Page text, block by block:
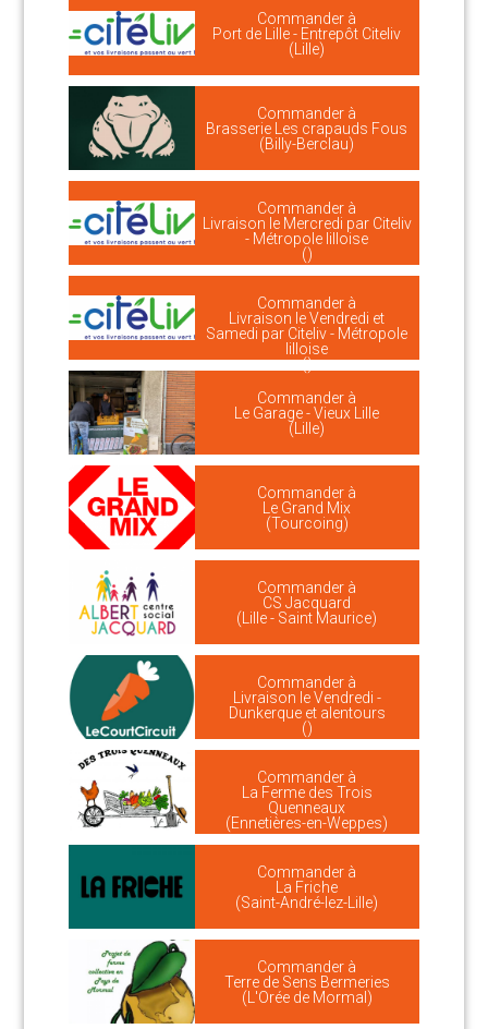
Commander à
Port de Lille - Entrepôt Citeliv
(Lille)
Commander à
Brasserie Les crapauds Fous
(Billy-Berclau)
Commander à
Livraison le Mercredi par Citeliv
- Métropole lilloise
()
Commander à
Livraison le Vendredi et
Samedi par Citeliv - Métropole
lilloise
()
Commander à
Le Garage - Vieux Lille
(Lille)
Commander à
Le Grand Mix
(Tourcoing)
Commander à
CS Jacquard
(Lille - Saint Maurice)
Commander à
Livraison le Vendredi -
Dunkerque et alentours
()
Commander à
La Ferme des Trois
Quenneaux
(Ennetières-en-Weppes)
Commander à
La Friche
(Saint-André-lez-Lille)
Commander à
Terre de Sens Bermeries
(L'Orée de Mormal)